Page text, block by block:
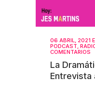
06 ABRIL, 2021
PODCAST,
COMENTARIOS
La
Entrevista